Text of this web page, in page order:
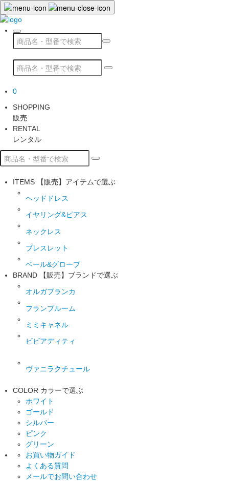
0
SHOPPING
販売
RENTAL
レンタル
ITEMS 【販売】アイテムで選ぶ
ヘッドドレス
イヤリング&ピアス
ネックレス
ブレスレット
ベール&グローブ
BRAND
【販売】ブランドで選ぶ
オルガブランカ
フランブルーム
ミミキャネル
ビビアディティ
ヴァニラクチュール
COLOR カラーで選ぶ
ホワイト
ゴールド
シルバー
ピンク
グリーン
お買い物ガイド
よくある質問
メールでお問い合わせ